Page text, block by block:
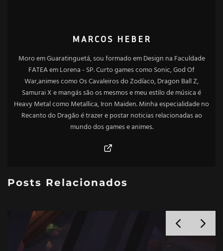
MARCOS HEBER
Moro em Guaratinguetá, sou formado em Design na Faculdade
FATEA em Lorena - SP. Curto games como Sonic, God Of
War,animes como Os Cavaleiros do Zodíaco, Dragon Ball Z,
Samurai X e mangás são os mesmos e meu estilo de música é
Heavy Metal como Metallica, Iron Maiden. Minha especialidade no
Recanto do Dragão é trazer e postar noticias relacionadas ao
mundo dos games e animes.
Posts Relacionados